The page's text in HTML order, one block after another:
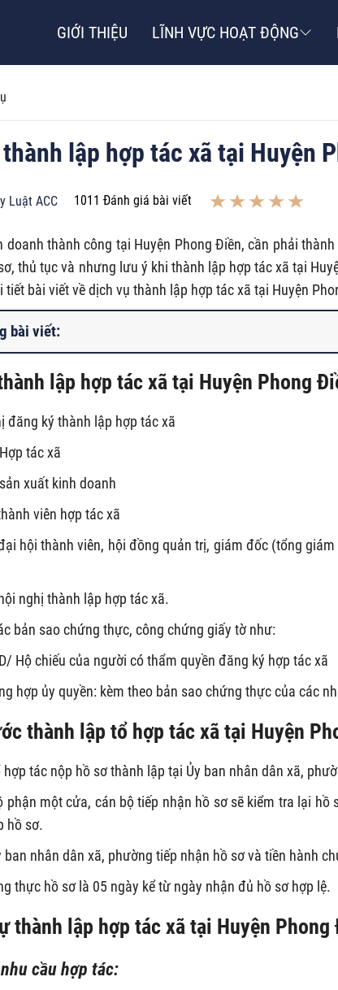
GIỚI THIỆU LĨNH VỰC HOẠT ĐỘNG
lập hợp tác xã tại Huyện
Luật ACC 1011 Đánh giá bài viết
doanh thành công tại Huyện Phong Điền, cần phải
thủ tục và nhưng lưu ý khi thành lập hợp tác xã tại
tiết bài viết về dịch vụ thành lập hợp tác xã tại Huyện
bài viết:
lập hợp tác xã tại Huyện Phong
đăng ký thành lập hợp tác xã
tác xã
xuất kinh doanh
viên hợp tác xã
hội thành viên, hội đồng quản trị, giám đốc (tổng
nghị thành lập hợp tác xã.
bản sao chứng thực, công chứng giấy tờ như:
Hộ chiếu của người có thẩm quyền đăng ký hợp tác xã
hợp ủy quyền: kèm theo bản sao chứng thực của các
thành lập tổ hợp tác xã tại Huyện
hợp tác nộp hồ sơ thành lập tại Ủy ban nhân dân xã,
phận một cửa, cán bộ tiếp nhận hồ sơ sẽ kiểm tra lại
hồ sơ.
ban nhân dân xã, phường tiếp nhận hồ sơ và tiền hành
thực hồ sơ là 05 ngày kể từ ngày nhận đủ hồ sơ hợp lệ.
thành lập hợp tác xã tại Huyện Phong
cầu hợp tác: